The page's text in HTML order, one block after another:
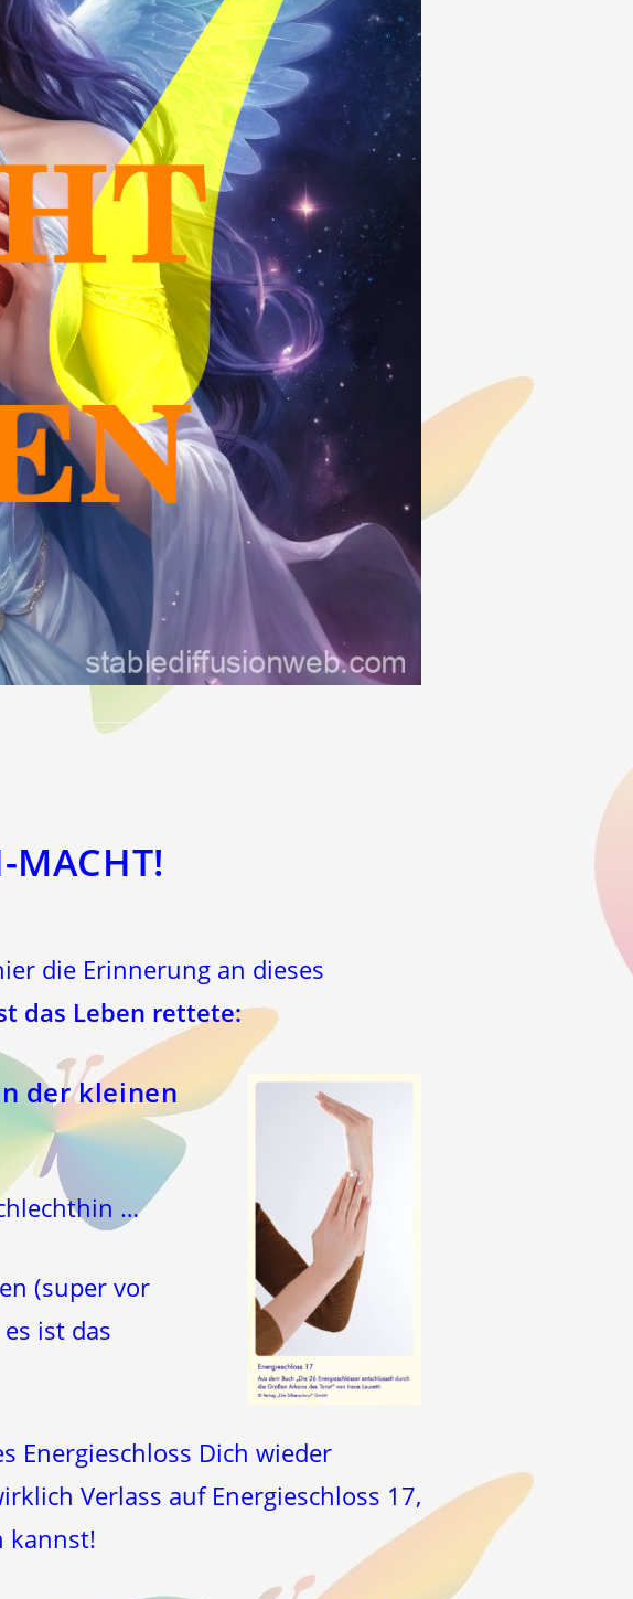
die Erinnerung an dieses
das Leben rettete:
der kleinen
…
(super vor
ist das
Energieschloss Dich wieder
Verlass auf Energieschloss 17,
kannst!